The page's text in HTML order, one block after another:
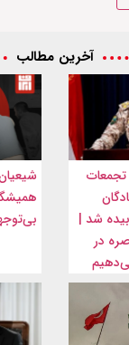
آخرین مطالب
شد |
در